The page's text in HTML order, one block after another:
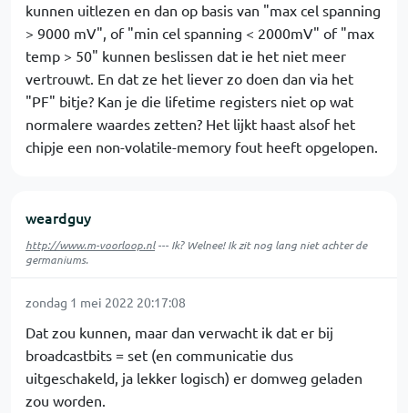
kunnen uitlezen en dan op basis van "max cel spanning
> 9000 mV", of "min cel spanning < 2000mV" of "max
temp > 50" kunnen beslissen dat ie het niet meer
vertrouwt. En dat ze het liever zo doen dan via het
"PF" bitje? Kan je die lifetime registers niet op wat
normalere waardes zetten? Het lijkt haast alsof het
chipje een non-volatile-memory fout heeft opgelopen.
weardguy
http://www.m-voorloop.nl--- Ik? Welnee! Ik zit nog lang niet achter de
germaniums.
zondag 1 mei 2022 20:17:08
Dat zou kunnen, maar dan verwacht ik dat er bij
broadcastbits = set (en communicatie dus
uitgeschakeld, ja lekker logisch) er domweg geladen
zou worden.